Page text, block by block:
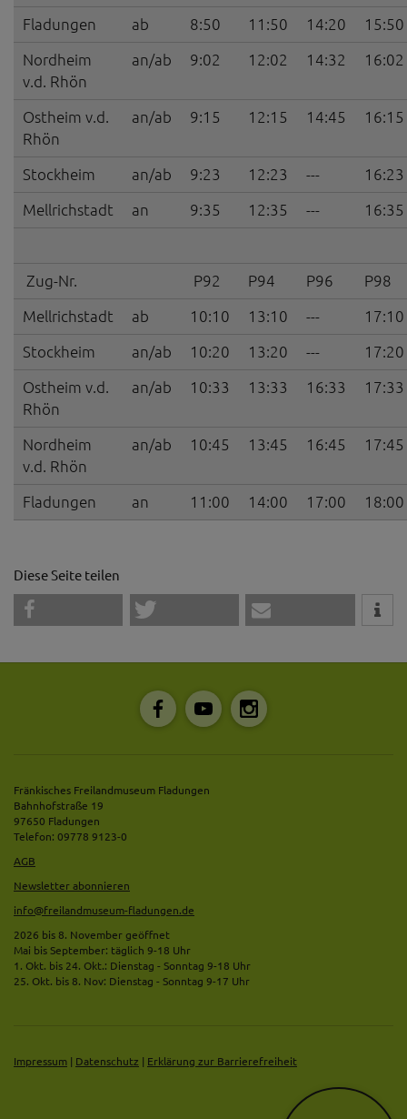
Fladungen ab 8:50 11:50 14:20 15:50
Nordheim
v.d. Rhön
an/ab 9:02 12:02 14:32 16:02
Ostheim v.d.
Rhön
an/ab 9:15 12:15 14:45 16:15
Stockheim an/ab 9:23 12:23 --- 16:23
Mellrichstadt an 9:35 12:35 --- 16:35
Zug-Nr. P92 P94 P96 P98
Mellrichstadt ab 10:10 13:10 --- 17:10
Stockheim an/ab 10:20 13:20 --- 17:20
Ostheim v.d.
Rhön
an/ab 10:33 13:33 16:33 17:33
Nordheim
v.d. Rhön
an/ab 10:45 13:45 16:45 17:45
Fladungen an 11:00 14:00 17:00 18:00
Diese Seite teilen
Fränkisches Freilandmuseum Fladungen
Bahnhofstraße 19
97650 Fladungen
Telefon: 09778 9123-0
AGB
Newsletter abonnieren
info@freilandmuseum-fladungen.de
2026 bis 8. November geöffnet
Mai bis September: täglich 9-18 Uhr
1. Okt. bis 24. Okt.: Dienstag - Sonntag 9-18 Uhr
25. Okt. bis 8. Nov: Dienstag - Sonntag 9-17 Uhr
Impressum Datenschutz Erklärung zur Barrierefreiheit